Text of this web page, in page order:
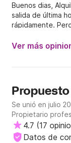
Buenos dias,
salida de última
rápidamente.
saltar del barco,
Ver más
Se unió en julio
Propietario
4.7 (17
Datos de